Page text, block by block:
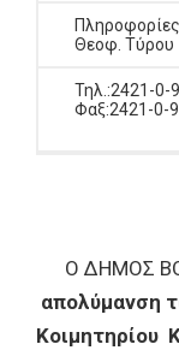
Θεοφ. Τύρου
Τηλ.:2421-0-
Φαξ:2421-0-
Ο ΔΗΜΟΣ
απολύμανση
Κοιμητηρίου